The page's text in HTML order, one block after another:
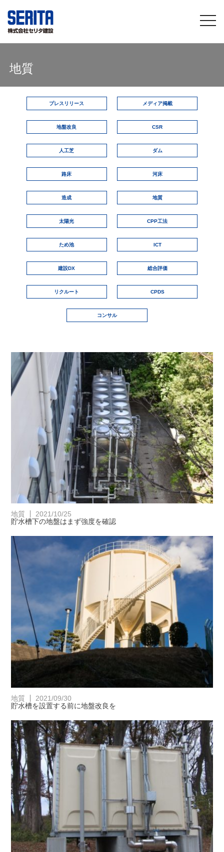
地質
プレスリリース メディア掲載
地盤改良 CSR
人工芝 ダム
路床 河床
造成 地質
太陽光 CPP工法
ため池 ICT
建設DX 総合評価
リクルート CPDS
コンサル
地質
2021/10/25
貯水槽下の地盤はまず強度を確認
地質
2021/09/30
貯水槽を設置する前に地盤改良を